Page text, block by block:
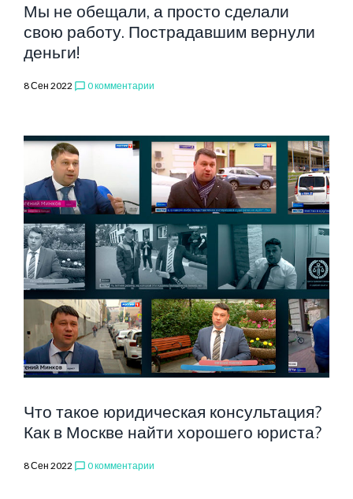
Мы не обещали, а просто сделали
свою работу. Пострадавшим вернули
деньги!
8 Сен 2022 chat_bubble_outline 0 комментарии
Что такое юридическая консультация?
Как в Москве найти хорошего юриста?
8 Сен 2022 chat_bubble_outline 0 комментарии